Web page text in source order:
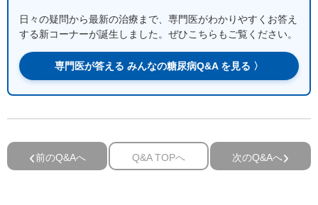
日々の疑問から最新の治療まで、専門医がわかりやすくお答え
する新コーナーが誕生しました。ぜひこちらもご覧ください。
専門医が答える みんなの糖尿病Q&A を見る 〉
前のQ&Aへ Q&A TOPへ 次のQ&Aへ